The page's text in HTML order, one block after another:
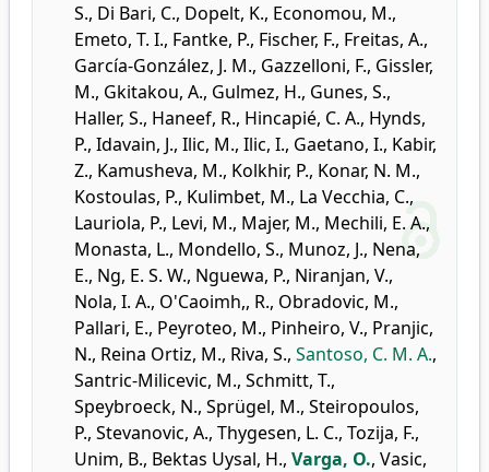
S., Di Bari, C., Dopelt, K., Economou, M.,
Emeto, T. I., Fantke, P., Fischer, F., Freitas, A.,
García-González, J. M., Gazzelloni, F., Gissler,
M., Gkitakou, A., Gulmez, H., Gunes, S.,
Haller, S., Haneef, R., Hincapié, C. A., Hynds,
P., Idavain, J., Ilic, M., Ilic, I., Gaetano, I., Kabir,
Z., Kamusheva, M., Kolkhir, P., Konar, N. M.,
Kostoulas, P., Kulimbet, M., La Vecchia, C.,
Lauriola, P., Levi, M., Majer, M., Mechili, E. A.,
Monasta, L., Mondello, S., Munoz, J., Nena,
E., Ng, E. S. W., Nguewa, P., Niranjan, V.,
Nola, I. A., O'Caoimh,, R., Obradovic, M.,
Pallari, E., Peyroteo, M., Pinheiro, V., Pranjic,
N., Reina Ortiz, M., Riva, S., Santoso, C. M. A.,
Santric-Milicevic, M., Schmitt, T.,
Speybroeck, N., Sprügel, M., Steiropoulos,
P., Stevanovic, A., Thygesen, L. C., Tozija, F.,
Unim, B., Bektas Uysal, H., Varga, O., Vasic,